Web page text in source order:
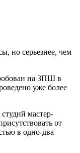
но серьезнее, чем
на ЗПШ в
уже более
мастер-
от
в одно-два